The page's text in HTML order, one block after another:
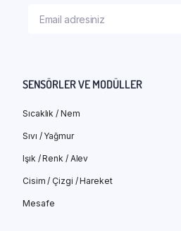
SENSÖRLER VE MODÜLLER
Sıcaklık / Nem
Sıvı / Yağmur
Işık / Renk / Alev
Cisim / Çizgi / Hareket
Mesafe